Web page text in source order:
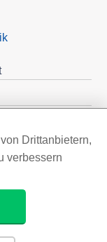
Drittanbietern,
verbessern